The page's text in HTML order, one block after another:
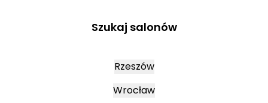
Szukaj salonów
Rzeszów
Wrocław